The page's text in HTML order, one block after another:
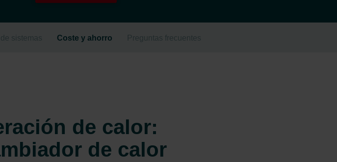
de sistemas Coste y ahorro Preguntas frecuentes
de calor:
de calor